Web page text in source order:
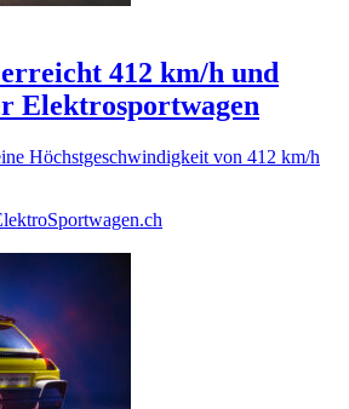
412 km/h und
Elektrosportwagen
Höchstgeschwindigkeit von 412 km/h